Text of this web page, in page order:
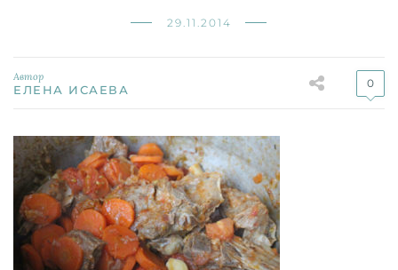
29.11.2014
Автор
ЕЛЕНА ИСАЕВА 0